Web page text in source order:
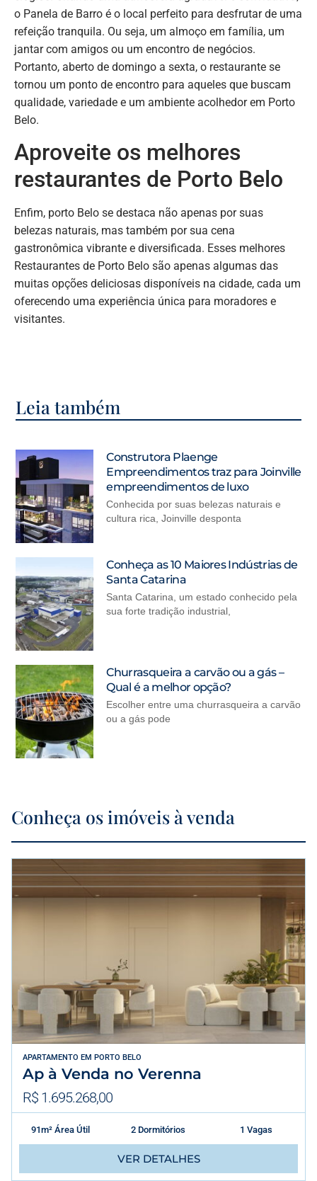
o Panela de Barro é o local perfeito para desfrutar de uma
refeição tranquila. Ou seja, um almoço em família, um
jantar com amigos ou um encontro de negócios.
Portanto, aberto de domingo a sexta, o restaurante se
tornou um ponto de encontro para aqueles que buscam
qualidade, variedade e um ambiente acolhedor em Porto
Belo.
Aproveite os melhores
restaurantes de Porto Belo
Enfim, porto Belo se destaca não apenas por suas
belezas naturais, mas também por sua cena
gastronômica vibrante e diversificada. Esses melhores
Restaurantes de Porto Belo são apenas algumas das
muitas opções deliciosas disponíveis na cidade, cada um
oferecendo uma experiência única para moradores e
visitantes.
Leia também
Construtora Plaenge
Empreendimentos traz para Joinville
empreendimentos de luxo
Conhecida por suas belezas naturais e
cultura rica, Joinville desponta
Conheça as 10 Maiores Indústrias de
Santa Catarina
Santa Catarina, um estado conhecido pela
sua forte tradição industrial,
Churrasqueira a carvão ou a gás –
Qual é a melhor opção?
Escolher entre uma churrasqueira a carvão
ou a gás pode
Conheça os imóveis à venda
APARTAMENTO EM PORTO BELO
Ap à Venda no Verenna
R$ 1.695.268,00
91m² Área Útil 2 Dormitórios 1 Vagas
VER DETALHES